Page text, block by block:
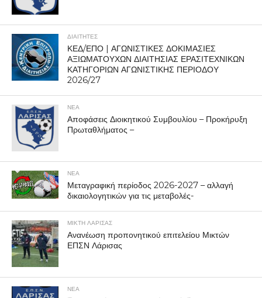
ΔΙΑΙΤΗΤΕΣ
ΚΕΔ/ΕΠΟ | ΑΓΩΝΙΣΤΙΚΕΣ ΔΟΚΙΜΑΣΙΕΣ
ΑΞΙΩΜΑΤΟΥΧΩΝ ΔΙΑΙΤΗΣΙΑΣ ΕΡΑΣΙΤΕΧΝΙΚΩΝ
ΚΑΤΗΓΟΡΙΩΝ ΑΓΩΝΙΣΤΙΚΗΣ ΠΕΡΙΟΔΟΥ
2026/27
ΝΕΑ
Αποφάσεις Διοικητικού Συμβουλίου – Προκήρυξη
Πρωταθλήματος –
ΝΕΑ
Μεταγραφική περίοδος 2026-2027 – αλλαγή
δικαιολογητικών για τις μεταβολές-
ΜΙΚΤΗ ΛΑΡΙΣΑΣ
Ανανέωση προπονητικού επιτελείου Μικτών
ΕΠΣΝ Λάρισας
ΝΕΑ